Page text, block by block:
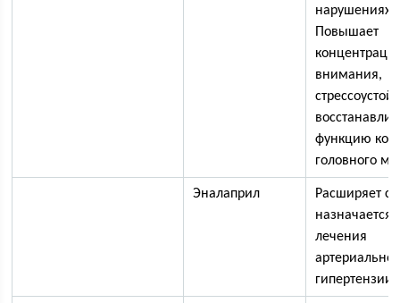
нарушениях
Повышает
внимания,
функцию
головного
Эналаприл
Расширяет
назначается
лечения
гипертензии.